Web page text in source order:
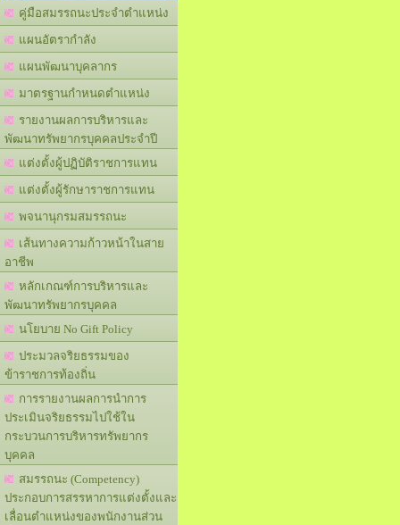
คู่มือสมรรถนะประจำตำแหน่ง
แผนอัตรากำลัง
แผนพัฒนาบุคลากร
มาตรฐานกำหนดตำแหน่ง
รายงานผลการบริหารและ
พัฒนาทรัพยากรบุคคลประจำปี
แต่งตั้งผู้ปฏิบัติราชการแทน
แต่งตั้งผู้รักษาราชการแทน
พจนานุกรมสมรรถนะ
เส้นทางความก้าวหน้าในสาย
อาชีพ
หลักเกณฑ์การบริหารและ
พัฒนาทรัพยากรบุคคล
นโยบาย No Gift Policy
ประมวลจริยธรรมของ
ข้าราชการท้องถิ่น
การรายงานผลการนำการ
ประเมินจริยธรรมไปใช้ใน
กระบวนการบริหารทรัพยากร
บุคคล
สมรรถนะ (Competency)
ประกอบการสรรหาการแต่งตั้งและ
เลื่อนตำแหน่งของพนักงานส่วน